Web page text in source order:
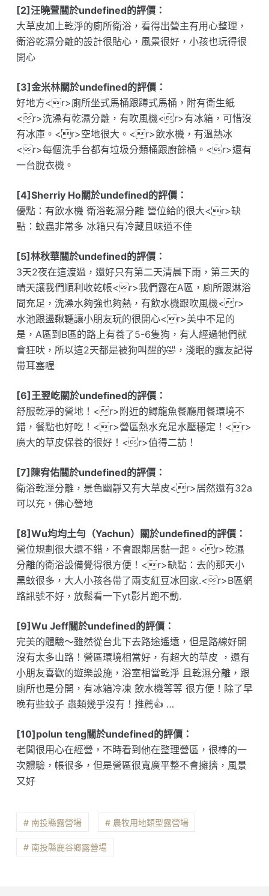
[2]汪曉萱關於undefined的評價：
大草皮加上乾淨的廁所衛浴，看得出營主有用心整理，
衛浴乾濕分離的設計很貼心，風景很好，小孩也玩得很
開心
[3]金米林關於undefined的評價：
好地方<r>廁所坐式馬桶跟蹲式馬桶，附有衛生紙
<r>洗澡有乾濕分離，有吹風機<r>有冰箱，可惜沒
有冰庫。<r>空地很大。<r>飲水機，有溫熱冰
<r>每個洗手台都有垃圾分類桶跟廚餘桶。<r>還有
一台脫衣機。
[4]Sherriy Ho關於undefined的評價：
優點：有飲水機 衛浴乾濕分離 營位給的很大<r>缺
點：蚊蟲非常多 冰箱只有冷藏且味道不佳
[5]林秋華關於undefined的評價：
3天2夜在這渡過，還好只有第二天清晨下雨，第三天的
晴天讓我們順利收乾帳<r>我們露在A區，廁所跟淋浴
間充足，洗澡水夠強也夠熱，有飲水機跟吹風機<r>
水池跟盪鞦韆讓小朋友玩的很開心<r>美中不足的
是，A區到B區的路上有養了5-6隻狗，有人經過牠們就
會狂吠，所以這2天都是被狗叫醒的🤣，淺眠的露友記得
帶耳塞喔
[6]王翌屹關於undefined的評價：
舒服乾淨的營地！<r>附近的鱘龍魚餐廳用餐環境不
錯，餐點也好吃！<r>營區熱水充足水壓穩定！<r>
廣大的草皮保養的很好！<r>值得二訪！
[7]陳宥佑關於undefined的評價：
衛浴乾溼分離，景色幽靜又有大草皮<r>居然還有32a
可以充，佛心營地
[8]Wu均均土勻（Yachun）關於undefined的評價：
營位規劃很大還不錯，不會跟鄰居黏一起。<r>乾濕
分離的衛浴設備覺得很方便！<r>缺點：去的那天小
黑蚊很多，大人小孩各帶了兩支紅豆冰回家.<r>B區網
路訊號不好，放鬆看一下yt影片跑不動.
[9]Wu Jeff關於undefined的評價：
完美的體驗～雖然從台北下去路途遙遠，但是路線好開
沒有太多山路！營區環境相當好，有超大的草皮 ，還有
小朋友喜歡的遊樂設施，浴室相當乾淨 且乾濕分離，跟
廁所也是分開，有冰箱冷凍 飲水機等等 很方便！除了早
晚有些蚊子 蟲類幾乎沒有！推薦👍 …
[10]polun teng關於undefined的評價：
老闆很用心在經營，不時看到他在整理營區，很棒的一
次體驗，帳很多，但是營區很寬廣平整不會擁擠，風景
又好
# 南投縣露營場 # 農牧用地類型露營場
# 南投縣鹿谷鄉露營場